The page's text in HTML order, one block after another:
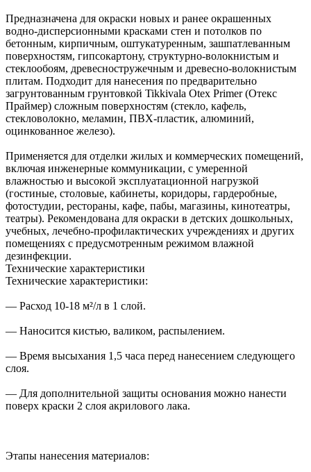
Предназначена для окраски новых и ранее окрашенных
водно-дисперсионными красками стен и потолков по
бетонным, кирпичным, оштукатуренным, зашпатлеванным
поверхностям, гипсокартону, структурно-волокнистым и
стеклообоям, древесностружечным и древесно-волокнистым
плитам. Подходит для нанесения по предварительно
загрунтованным грунтовкой Tikkivala Otex Primer (Отекс
Праймер) сложным поверхностям (стекло, кафель,
стекловолокно, меламин, ПВХ-пластик, алюминий,
оцинкованное железо).
Применяется для отделки жилых и коммерческих помещений,
включая инженерные коммуникации, с умеренной
влажностью и высокой эксплуатационной нагрузкой
(гостиные, столовые, кабинеты, коридоры, гардеробные,
фотостудии, рестораны, кафе, пабы, магазины, кинотеатры,
театры). Рекомендована для окраски в детских дошкольных,
учебных, лечебно-профилактических учреждениях и других
помещениях с предусмотренным режимом влажной
дезинфекции.
Технические характеристики
Технические характеристики:
— Расход 10-18 м²/л в 1 слой.
— Наносится кистью, валиком, распылением.
— Время высыхания 1,5 часа перед нанесением следующего
слоя.
— Для дополнительной защиты основания можно нанести
поверх краски 2 слоя акрилового лака.
Этапы нанесения материалов: